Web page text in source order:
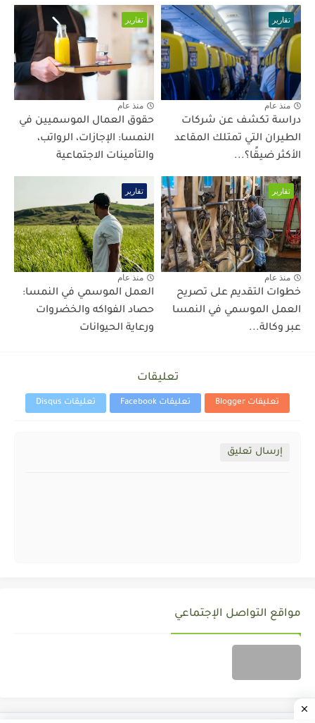
تقارير
منذ عام
دراسة تكشف عن شركات
الطيران التي تمتلك المقاعد
الأكثر ضيقًا؟...
تقارير
منذ عام
حقوق العمال الموسميين في
النمسا: الإجازات، الرواتب،
والتأمينات الاجتماعية
تقارير
منذ عام
خطوات التقديم على تصريح
العمل الموسمي في النمسا
عبر وكالة...
تقارير
منذ عام
العمل الموسمي في النمسا:
حصاد الفواكه والخضروات
ورعاية الحيوانات
تعليقات
تعليقات Blogger تعليقات Facebook تعليقات Disqus
إرسال تعليق
مواقع التواصل الإجتماعي